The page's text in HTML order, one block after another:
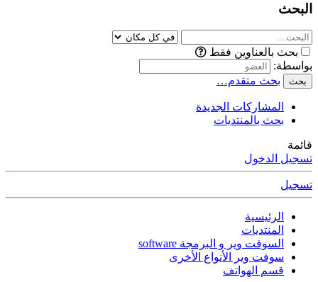
البحث
بحث بالعناوين فقط
بواسطة:
بحث بحث متقدم…
المشاركات الجديدة
بحث بالمنتديات
قائمة
تسجيل الدخول
تسجيل
الرئيسية
المنتديات
السوفت وير و البرمجة software
سوفت وير الأنواع الأخرى
قسم الهواتف